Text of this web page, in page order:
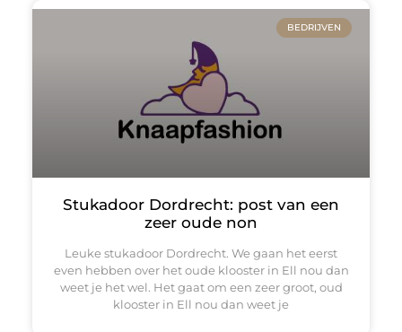
BEDRIJVEN
Stukadoor Dordrecht: post van een
zeer oude non
Leuke stukadoor Dordrecht. We gaan het eerst
even hebben over het oude klooster in Ell nou dan
weet je het wel. Het gaat om een zeer groot, oud
klooster in Ell nou dan weet je